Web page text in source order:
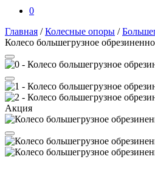
0
Главная /Колесные опоры /
Колесо большегрузное
Акция